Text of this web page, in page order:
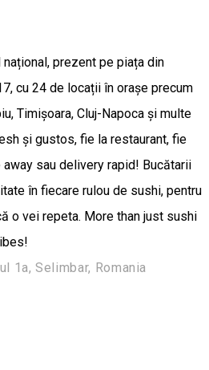
prezent pe piața din
cu 24 de locații în orașe precum
Timișoara, Cluj-Napoca și multe
și gustos, fie la restaurant, fie
sau delivery rapid! Bucătarii
în fiecare rulou de sushi, pentru
o vei repeta. More than just sushi
1a, Selimbar, Romania